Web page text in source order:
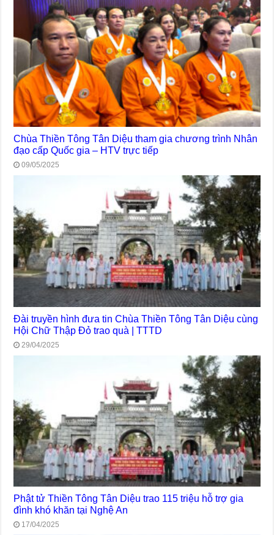
Chùa Thiền Tông Tân Diệu tham gia chương trình Nhân
đạo cấp Quốc gia – HTV trực tiếp
09/05/2025
Đài truyền hình đưa tin Chùa Thiền Tông Tân Diệu cùng
Hội Chữ Thập Đỏ trao quà | TTTD
29/04/2025
Phật tử Thiền Tông Tân Diệu trao 115 triệu hỗ trợ gia
đình khó khăn tại Nghệ An
17/04/2025